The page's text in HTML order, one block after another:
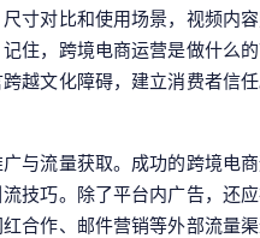
寸对比和使用场景，视频内
住，跨境电商运营是做什么
越文化障碍，建立消费者信任
与流量获取。成功的跨境电
技巧。除了平台内广告，还
合作、邮件营销等外部流量